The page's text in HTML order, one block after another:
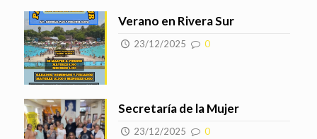
Verano en Rivera Sur
23/12/2025 0
Secretaría de la Mujer
23/12/2025 0